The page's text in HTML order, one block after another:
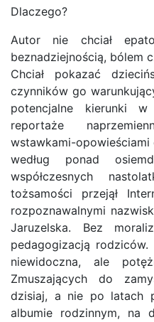
Dlaczego?
Autor nie chciał
beznadziejnością, bólem
Chciał pokazać
czynników go
potencjalne kierunki
reportaże
wstawkami-
według ponad
współczesnych
tożsamości przejął
rozpoznawalnymi
Jaruzelska. Bez
pedagogizacją
niewidoczna, ale
Zmuszających do
dzisiaj, a nie po latach
albumie rodzinnym, na